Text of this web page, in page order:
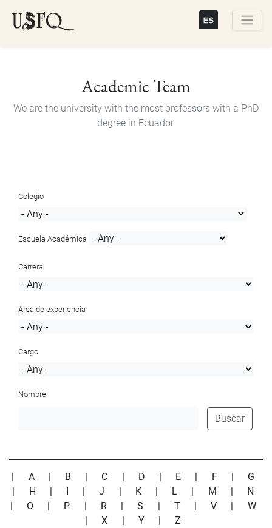
Academic Team
We are the university with the most professors with a PhD
degree in Ecuador.
Colegio
Escuela Académica
Carrera
Área de experiencia
Cargo
Nombre
Buscar
| A | B | C | D | E | F | G
| H | I |J | K | L | M | N
| O | P | R |S | T |V | W
|X | Y |Z